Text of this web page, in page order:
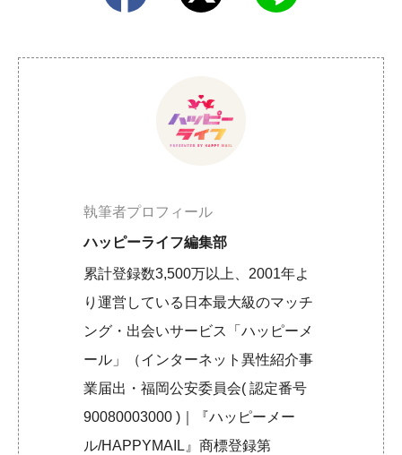
執筆者プロフィール
ハッピーライフ編集部
累計登録数3,500万以上、2001年よ
り運営している日本最大級のマッチ
ング・出会いサービス「ハッピーメ
ール」（インターネット異性紹介事
業届出・福岡公安委員会( 認定番号
90080003000 )｜『ハッピーメー
ル/HAPPYMAIL』商標登録第